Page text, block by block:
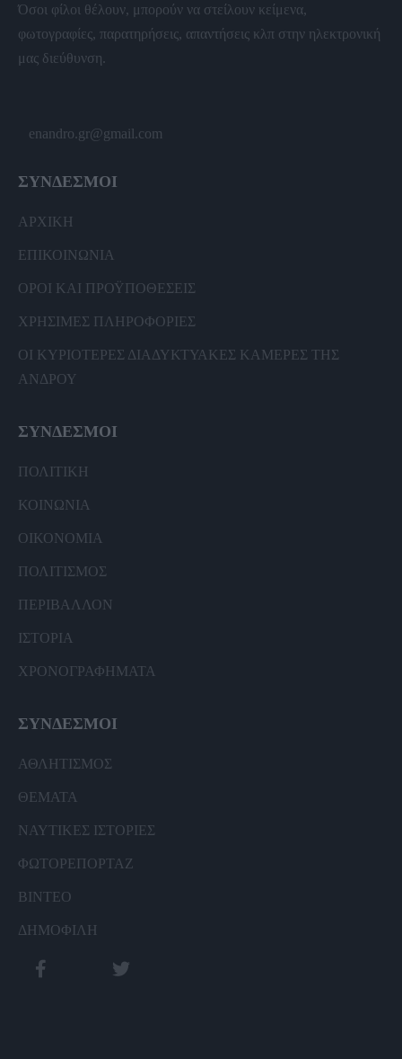
Όσοι φίλοι θέλουν, μπορούν να στείλουν κείμενα,
φωτογραφίες, παρατηρήσεις, απαντήσεις κλπ στην ηλεκτρονική
μας διεύθυνση.
enandro.gr@gmail.com
ΣΥΝΔΕΣΜΟΙ
ΑΡΧΙΚΗ
ΕΠΙΚΟΙΝΩΝΙΑ
ΟΡΟΙ ΚΑΙ ΠΡΟΫΠΟΘΕΣΕΙΣ
ΧΡΗΣΙΜΕΣ ΠΛΗΡΟΦΟΡΙΕΣ
ΟΙ ΚΥΡΙΟΤΕΡΕΣ ΔΙΑΔΥΚΤΥΑΚΕΣ ΚΑΜΕΡΕΣ ΤΗΣ
ΑΝΔΡΟΥ
ΣΥΝΔΕΣΜΟΙ
ΠΟΛΙΤΙΚΗ
ΚΟΙΝΩΝΙΑ
ΟΙΚΟΝΟΜΙΑ
ΠΟΛΙΤΙΣΜΟΣ
ΠΕΡΙΒΑΛΛΟΝ
ΙΣΤΟΡΙΑ
ΧΡΟΝΟΓΡΑΦΗΜΑΤΑ
ΣΥΝΔΕΣΜΟΙ
ΑΘΛΗΤΙΣΜΟΣ
ΘΕΜΑΤΑ
ΝΑΥΤΙΚΕΣ ΙΣΤΟΡΙΕΣ
ΦΩΤΟΡΕΠΟΡΤΑΖ
ΒΙΝΤΕΟ
ΔΗΜΟΦΙΛΗ